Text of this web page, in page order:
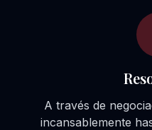
A través de
incansablemente